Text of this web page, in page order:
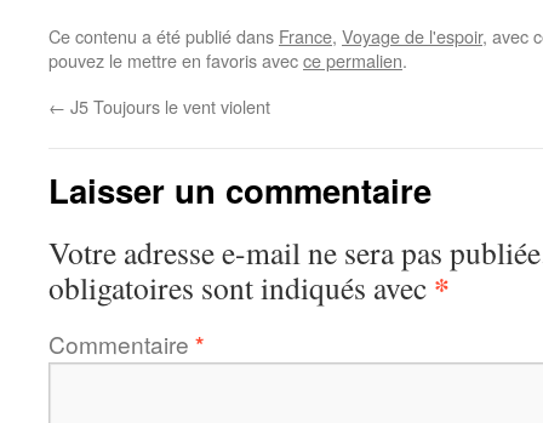
Ce contenu a été publié dans France, Voyage de l'espoir, avec
pouvez le mettre en favoris avecce permalien.
← J5 Toujours le vent violent
Laisser un commentaire
Votre adresse e-mail ne sera pas
obligatoires sont indiqués avec *
Commentaire *